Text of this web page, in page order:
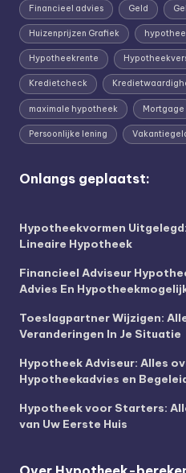
Financieel advies Geld
Huizenprijzen Grafiek
Hypotheekrente
Kredietcheck
maximale hypotheek Mortgage
Persoonlijke lening
Onlangs geplaatst:
Hypotheekvormen
Lineaire Hypotheek
Financieel Adviseur
Advies En
Toeslagpartner Wijzigen:
Veranderingen In Je Situatie
Hypotheek Adviseur: Alles
Hypotheekadvies en
Hypotheek voor Starters:
van Uw Eerste Huis